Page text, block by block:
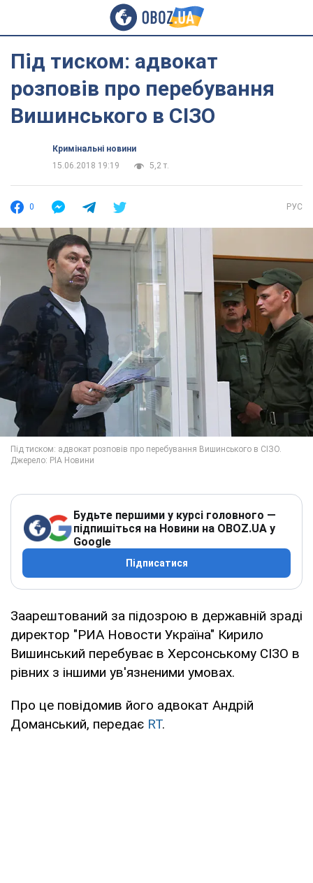
Під тиском: адвокат
розповів про перебування
Вишинського в СІЗО
Кримінальні новини
15.06.2018 19:19
5,2 т.
0 РУС
Будьте першими у курсі головного —
підпишіться на Новини на OBOZ.UA у
Google
Підписатися
Заарештований за підозрою в державній зраді
директор "РИА Новости Україна" Кирило
Вишинський перебуває в Херсонському СІЗО в
рівних з іншими ув'язненими умовах.
Про це повідомив його адвокат Андрій
Доманський, передає RT.